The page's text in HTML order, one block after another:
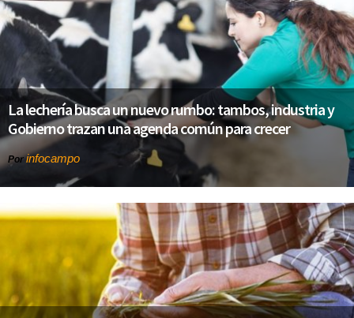
La lechería busca un nuevo rumbo: tambos, industria y
Gobierno trazan una agenda común para crecer
Porinfocampo